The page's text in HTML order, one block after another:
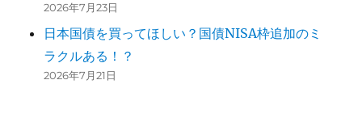
2026年7月23日
日本国債を買ってほしい？国債NISA枠追加のミ
ラクルある！？
2026年7月21日